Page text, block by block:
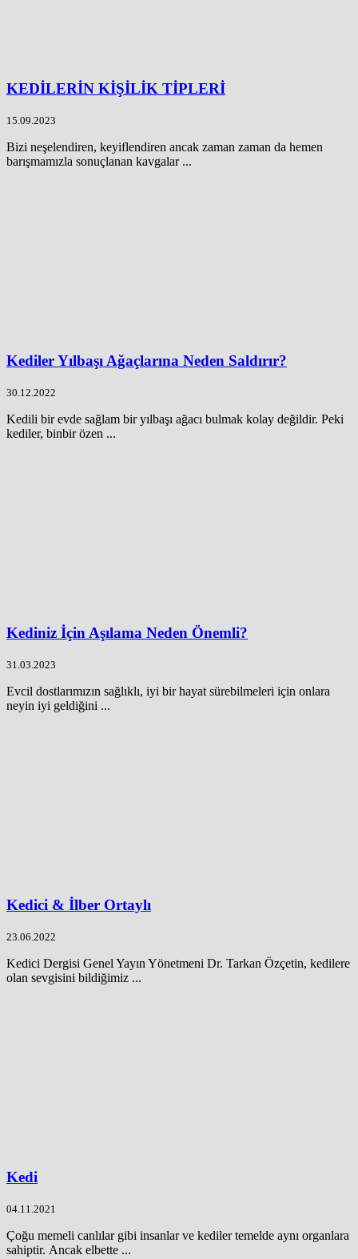
KEDİLERİN KİŞİLİK TİPLERİ
15.09.2023
Bizi neşelendiren, keyiflendiren ancak zaman zaman da hemen
barışmamızla sonuçlanan kavgalar ...
Kediler Yılbaşı Ağaçlarına Neden Saldırır?
30.12.2022
Kedili bir evde sağlam bir yılbaşı ağacı bulmak kolay değildir. Peki
kediler, binbir özen ...
Kediniz İçin Aşılama Neden Önemli?
31.03.2023
Evcil dostlarımızın sağlıklı, iyi bir hayat sürebilmeleri için onlara
neyin iyi geldiğini ...
Kedici & İlber Ortaylı
23.06.2022
Kedici Dergisi Genel Yayın Yönetmeni Dr. Tarkan Özçetin, kedilere
olan sevgisini bildiğimiz ...
Kedi
04.11.2021
Çoğu memeli canlılar gibi insanlar ve kediler temelde aynı organlara
sahiptir. Ancak elbette ...